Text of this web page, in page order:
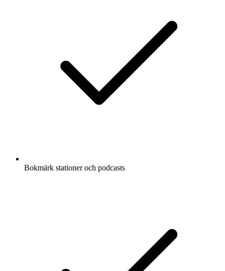
Bokmärk stationer och podcasts